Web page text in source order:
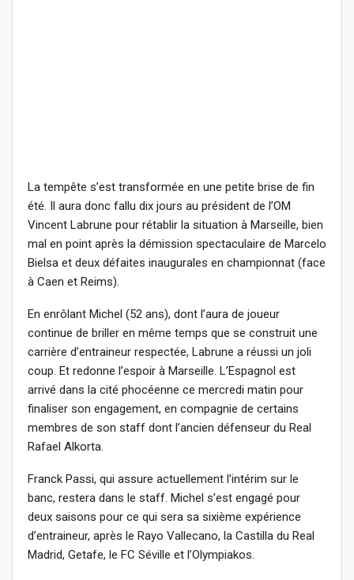
La tempête s’est transformée en une petite brise de fin
été. Il aura donc fallu dix jours au président de l’OM
Vincent Labrune pour rétablir la situation à Marseille, bien
mal en point après la démission spectaculaire de Marcelo
Bielsa et deux défaites inaugurales en championnat (face
à Caen et Reims).
En enrôlant Michel (52 ans), dont l’aura de joueur
continue de briller en même temps que se construit une
carrière d’entraineur respectée, Labrune a réussi un joli
coup. Et redonne l’espoir à Marseille. L’Espagnol est
arrivé dans la cité phocéenne ce mercredi matin pour
finaliser son engagement, en compagnie de certains
membres de son staff dont l’ancien défenseur du Real
Rafael Alkorta.
Franck Passi, qui assure actuellement l’intérim sur le
banc, restera dans le staff. Michel s’est engagé pour
deux saisons pour ce qui sera sa sixième expérience
d’entraineur, après le Rayo Vallecano, la Castilla du Real
Madrid, Getafe, le FC Séville et l’Olympiakos.